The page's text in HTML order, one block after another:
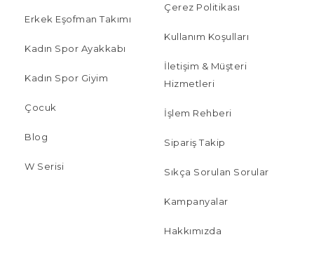
Erkek Eşofman Takımı
Kadın Spor Ayakkabı
Kadın Spor Giyim
Çocuk
Blog
W Serisi
Çerez Politikası
Kullanım Koşulları
İletişim & Müşteri
Hizmetleri
İşlem Rehberi
Sipariş Takip
Sıkça Sorulan Sorular
Kampanyalar
Hakkımızda